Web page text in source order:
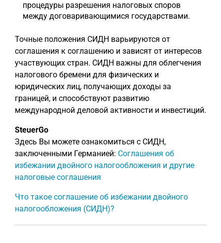
процедуры разрешения налоговых споров
между договаривающимися государствами.
Точные положения СИДН варьируются от
соглашения к соглашению и зависят от интересов
участвующих стран. СИДН важны для облегчения
налогового бремени для физических и
юридических лиц, получающих доходы за
границей, и способствуют развитию
международной деловой активности и инвестиций.
SteuerGo
Здесь Вы можете ознакомиться с СИДН,
заключенными Германией: Соглашения об
избежании двойного налогообложения и другие
налоговые соглашения
Что такое соглашение об избежании двойного
налогообложения (СИДН)?